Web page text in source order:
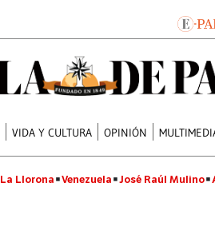
VIDA Y CULTURA OPINIÓN
La Llorona Venezuela José Raúl Mulino